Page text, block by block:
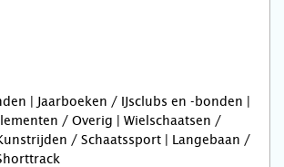
| Jaarboeken / IJsclubs en -bonden |
/ Overig | Wielschaatsen /
/ Schaatssport | Langebaan /